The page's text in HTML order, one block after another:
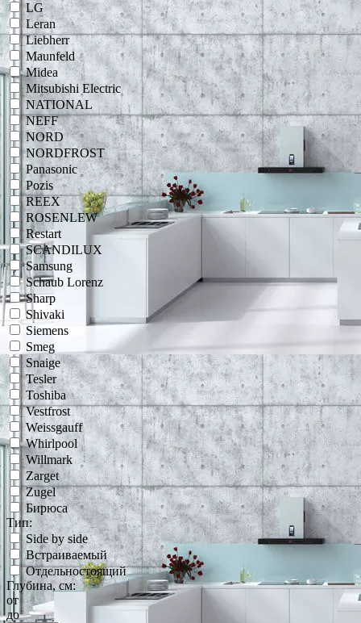
LG
Leran
Liebherr
Maunfeld
Midea
Mitsubishi Electric
NATIONAL
NEFF
NORD
NORDFROST
Panasonic
Pozis
REEX
ROSENLEW
Restart
SCANDILUX
Samsung
Schaub Lorenz
Sharp
Shivaki
Siemens
Smeg
Snaige
Tesler
Toshiba
Vestfrost
Weissgauff
Whirlpool
Willmark
Zarget
Zugel
Бирюса
Тип:
Side by side
Встраиваемый
Отдельностоящий
Глубина, см:
от
до